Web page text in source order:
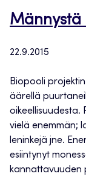
22.9.2015
Biopooli
äärellä
oikeellisuudesta.
vielä enemmän;
leninkejä jne.
esiintynyt
kannattavuuden